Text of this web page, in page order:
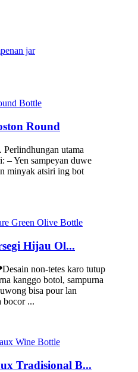
jar
Round
utama
– Yen sampeyan duwe
minyak atsiri ing bot
Hijau Ol...
non-tetes karo tutup
kanggo botol, sampurna
bisa pour lan
bocor ...
Tradisional B...